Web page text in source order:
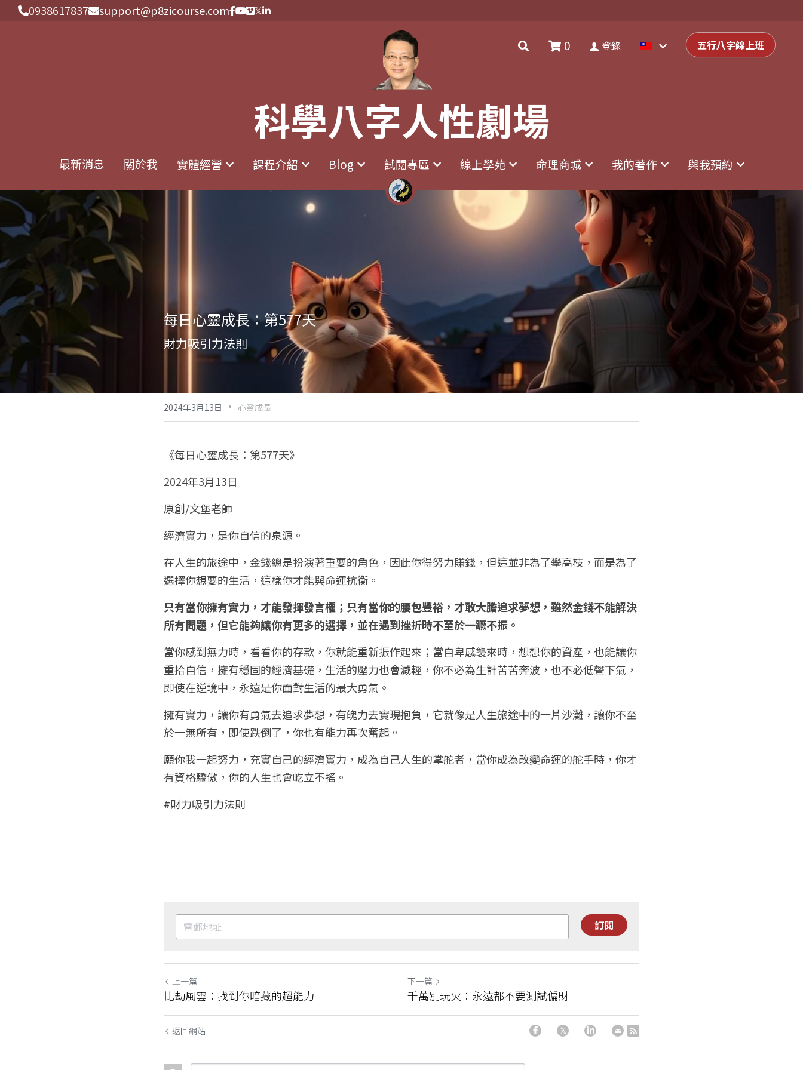
0938617837 support@p8zicourse.com
科學八字人性劇場
最新消息 關於我 實體經營 課程介紹 Blog 試閱專區 線上學苑 命理商城 我的著作 與我預約
0 登錄 五行八字線上班
0938617837 support@p8zicourse.com
科學八字人性劇場
最新消息 關於我 實體經營 課程介紹 Blog 試閱專區 線上學苑 命理商城 我的著作 與我預約
0 登錄 五行八字線上班
每日心靈成長：第577天
財力吸引力法則
2024年3月13日 · 心靈成長
《每日心靈成長：第577天》
2024年3月13日
原創/文堡老師
經濟實力，是你自信的泉源。
在人生的旅途中，金錢總是扮演著重要的角色，因此你得努力賺錢，但這並非為了攀高枝，而是為了
選擇你想要的生活，這樣你才能與命運抗衡。
只有當你擁有實力，才能發揮發言權；只有當你的腰包豐裕，才敢大膽追求夢想，雖然金錢不能解決
所有問題，但它能夠讓你有更多的選擇，並在遇到挫折時不至於一蹶不振。
當你感到無力時，看看你的存款，你就能重新振作起來；當自卑感襲來時，想想你的資產，也能讓你
重拾自信，擁有穩固的經濟基礎，生活的壓力也會減輕，你不必為生計苦苦奔波，也不必低聲下氣，
即使在逆境中，永遠是你面對生活的最大勇氣。
擁有實力，讓你有勇氣去追求夢想，有魄力去實現抱負，它就像是人生旅途中的一片沙灘，讓你不至
於一無所有，即使跌倒了，你也有能力再次奮起。
願你我一起努力，充實自己的經濟實力，成為自己人生的掌舵者，當你成為改變命運的舵手時，你才
有資格驕傲，你的人生也會屹立不搖。
#財力吸引力法則
訂閱
上一篇
比劫風雲：找到你暗藏的超能力
下一篇
千萬別玩火：永遠都不要測試偏財
返回網站